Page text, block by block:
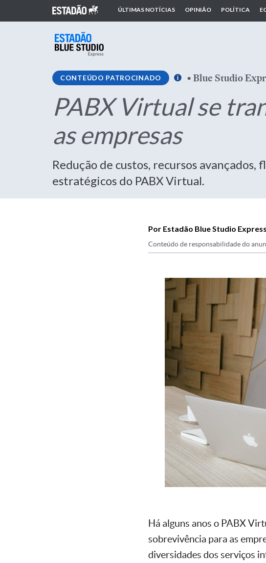
ÚLTIMAS NOTÍCIAS OPINIÃO POLÍTICA
CONTEÚDO PATROCINADO •Blue Studio
PABX Virtual se
as empresas
Redução de custos, recursos
estratégicos do PABX Virtual.
Por Estadão Blue Studio Express
Conteúdo de responsabilidade do
Há alguns anos o PABX
sobrevivência para as
diversidades dos serviços